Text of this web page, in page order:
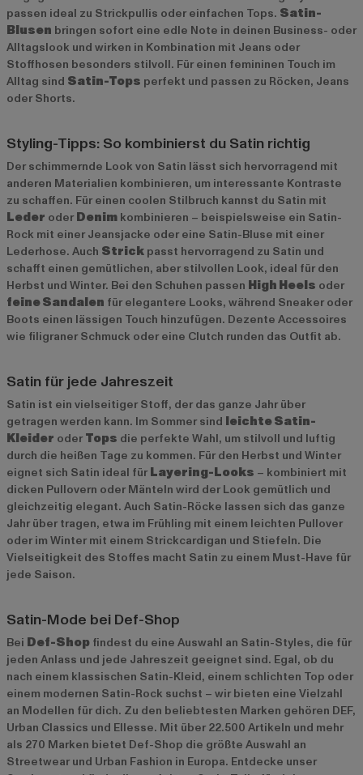
passen ideal zu Strickpullis oder einfachen Tops. Satin-
Blusen bringen sofort eine edle Note in deinen Business- oder
Alltagslook und wirken in Kombination mit Jeans oder
Stoffhosen besonders stilvoll. Für einen femininen Touch im
Alltag sind Satin-Tops perfekt und passen zu Röcken, Jeans
oder Shorts.
Styling-Tipps: So kombinierst du Satin richtig
Der schimmernde Look von Satin lässt sich hervorragend mit
anderen Materialien kombinieren, um interessante Kontraste
zu schaffen. Für einen coolen Stilbruch kannst du Satin mit
Leder oder Denim kombinieren – beispielsweise ein Satin-
Rock mit einer Jeansjacke oder eine Satin-Bluse mit einer
Lederhose. Auch Strick passt hervorragend zu Satin und
schafft einen gemütlichen, aber stilvollen Look, ideal für den
Herbst und Winter. Bei den Schuhen passen High Heels oder
feine Sandalen für elegantere Looks, während Sneaker oder
Boots einen lässigen Touch hinzufügen. Dezente Accessoires
wie filigraner Schmuck oder eine Clutch runden das Outfit ab.
Satin für jede Jahreszeit
Satin ist ein vielseitiger Stoff, der das ganze Jahr über
getragen werden kann. Im Sommer sind leichte Satin-
Kleider oder Tops die perfekte Wahl, um stilvoll und luftig
durch die heißen Tage zu kommen. Für den Herbst und Winter
eignet sich Satin ideal für Layering-Looks – kombiniert mit
dicken Pullovern oder Mänteln wird der Look gemütlich und
gleichzeitig elegant. Auch Satin-Röcke lassen sich das ganze
Jahr über tragen, etwa im Frühling mit einem leichten Pullover
oder im Winter mit einem Strickcardigan und Stiefeln. Die
Vielseitigkeit des Stoffes macht Satin zu einem Must-Have für
jede Saison.
Satin-Mode bei Def-Shop
Bei Def-Shop findest du eine Auswahl an Satin-Styles, die für
jeden Anlass und jede Jahreszeit geeignet sind. Egal, ob du
nach einem klassischen Satin-Kleid, einem schlichten Top oder
einem modernen Satin-Rock suchst – wir bieten eine Vielzahl
an Modellen für dich. Zu den beliebtesten Marken gehören DEF,
Urban Classics und Ellesse. Mit über 22.500 Artikeln und mehr
als 270 Marken bietet Def-Shop die größte Auswahl an
Streetwear und Urban Fashion in Europa. Entdecke unser